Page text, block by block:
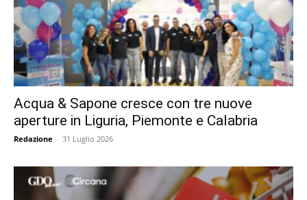
Acqua & Sapone cresce con tre nuove
aperture in Liguria, Piemonte e Calabria
Redazione - 31 Luglio 2026